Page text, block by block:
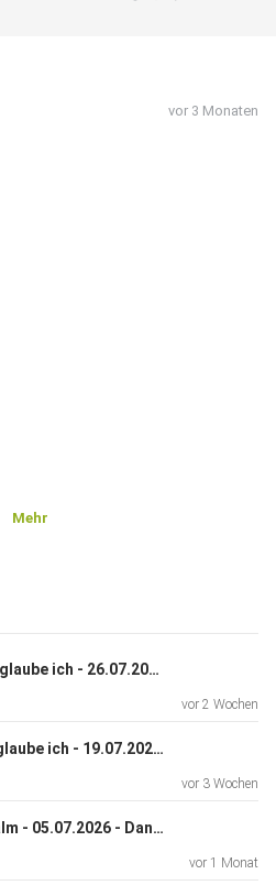
vor 3 Monaten
Mehr
Credo (II) - Daran glaube ich - 26.07.2026 - Klaus Hanswillemenke
vor 2 Wochen
Credo (I) - Daran glaube ich - 19.07.2026 - Ulrich Müller
vor 3 Wochen
Mein Lieblingspsalm - 05.07.2026 - Daniel Knelsen
vor 1 Monat